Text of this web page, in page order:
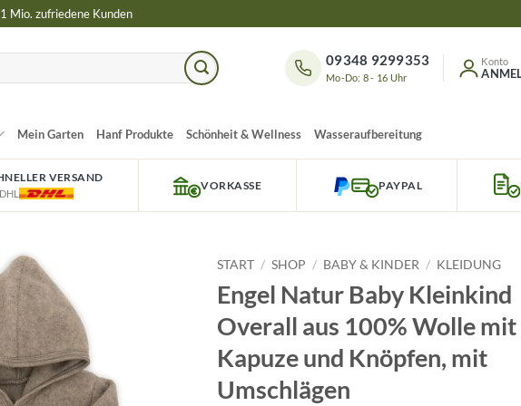
Mio. zufriedene Kunden
Mo-Do: 8 - 16 Uhr
09348 9299353
Mein Garten Hanf Produkte Schönheit & Wellness Wasseraufbereitung
VERSAND
VORKASSE PAYPAL
START / SHOP / BABY & KINDER / KLEIDUNG
Engel Natur Baby Kleinkind
Overall aus 100% Wolle mit
Kapuze und Knöpfen, mit
Umschlägen